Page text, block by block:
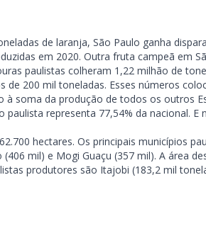
de laranja, São Paulo ganha
em 2020. Outra fruta campeã em
paulistas colheram 1,22 milhão de
200 mil toneladas. Esses números
soma da produção de todos os outros
representa 77,54% da nacional. E
hectares. Os principais municípios
mil) e Mogi Guaçu (357 mil). A área
produtores são Itajobi (183,2 mil